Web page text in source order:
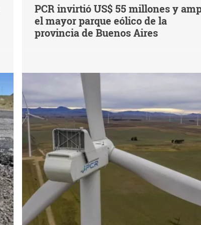
PCR invirtió US$ 55 millones y
el mayor parque eólico de la
provincia de Buenos Aires